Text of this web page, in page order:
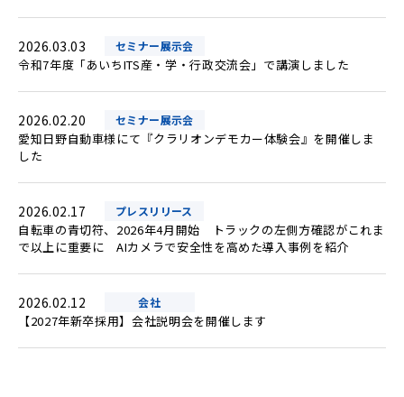
2026.03.03 セミナー展示会
令和7年度「あいちITS産・学・行政交流会」で講演しました
2026.02.20 セミナー展示会
愛知日野自動車様にて『クラリオンデモカー体験会』を開催しま
した
2026.02.17 プレスリリース
自転車の青切符、2026年4月開始 トラックの左側方確認がこれま
で以上に重要に AIカメラで安全性を高めた導入事例を紹介
2026.02.12 会社
【2027年新卒採用】会社説明会を開催します